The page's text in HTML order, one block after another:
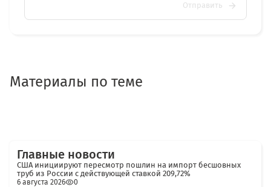
Отправить
Материалы по теме
Главные новости
США инициируют пересмотр пошлин на импорт бесшовных
труб из России с действующей ставкой 209,72%
6 августа 2026 0